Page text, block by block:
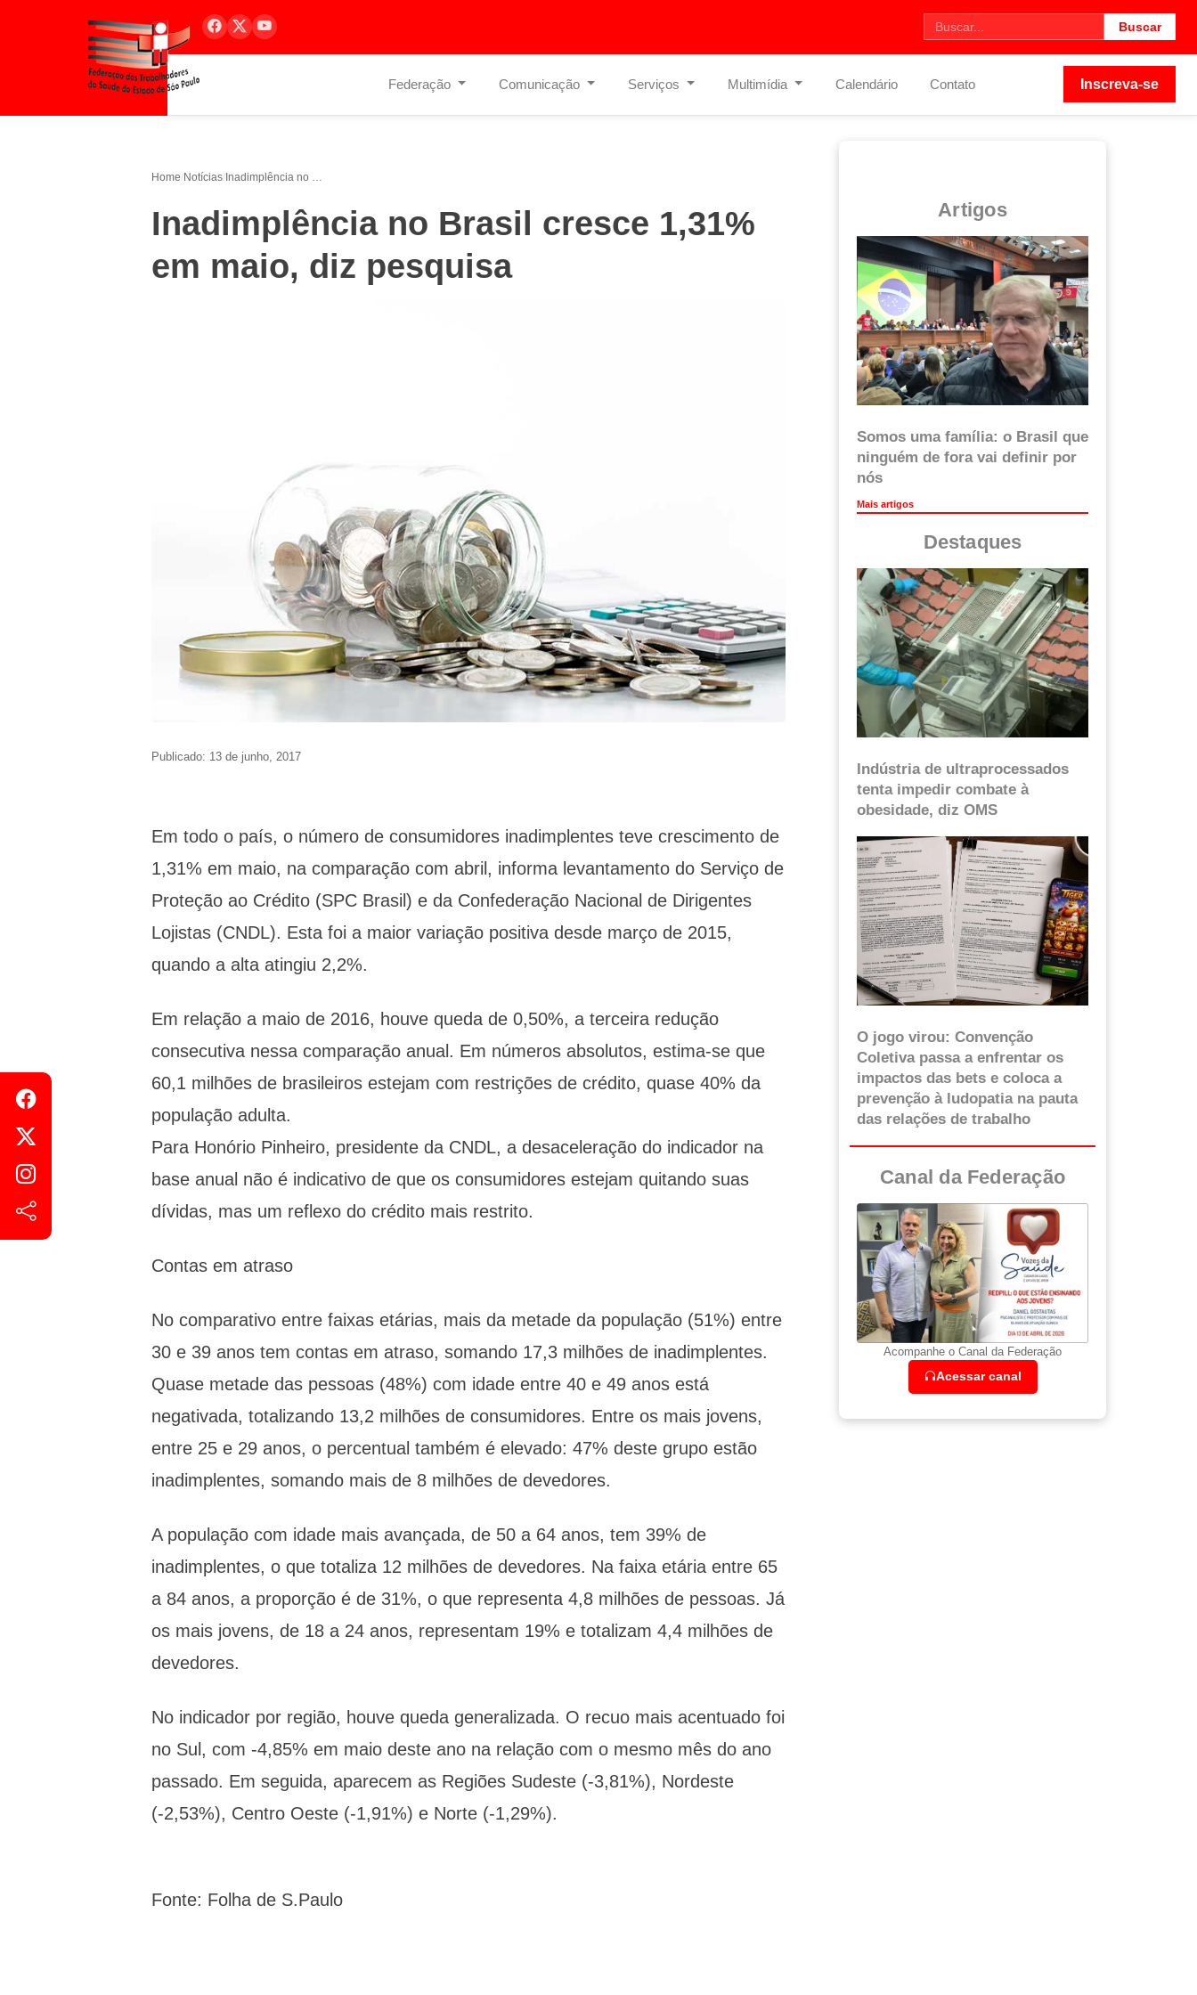
Buscar
Federação Comunicação Serviços Multimídia Calendário Contato Inscreva-se
Home/Notícias/ Inadimplência no Brasil cresce 1,31% em maio, diz pesquisa
Inadimplência no Brasil cresce 1,31%
em maio, diz pesquisa
Publicado: 13 de junho, 2017
Em todo o país, o número de consumidores inadimplentes teve crescimento de
1,31% em maio, na comparação com abril, informa levantamento do Serviço de
Proteção ao Crédito (SPC Brasil) e da Confederação Nacional de Dirigentes
Lojistas (CNDL). Esta foi a maior variação positiva desde março de 2015,
quando a alta atingiu 2,2%.
Em relação a maio de 2016, houve queda de 0,50%, a terceira redução
consecutiva nessa comparação anual. Em números absolutos, estima-se que
60,1 milhões de brasileiros estejam com restrições de crédito, quase 40% da
população adulta.
Para Honório Pinheiro, presidente da CNDL, a desaceleração do indicador na
base anual não é indicativo de que os consumidores estejam quitando suas
dívidas, mas um reflexo do crédito mais restrito.
Contas em atraso
No comparativo entre faixas etárias, mais da metade da população (51%) entre
30 e 39 anos tem contas em atraso, somando 17,3 milhões de inadimplentes.
Quase metade das pessoas (48%) com idade entre 40 e 49 anos está
negativada, totalizando 13,2 milhões de consumidores. Entre os mais jovens,
entre 25 e 29 anos, o percentual também é elevado: 47% deste grupo estão
inadimplentes, somando mais de 8 milhões de devedores.
A população com idade mais avançada, de 50 a 64 anos, tem 39% de
inadimplentes, o que totaliza 12 milhões de devedores. Na faixa etária entre 65
a 84 anos, a proporção é de 31%, o que representa 4,8 milhões de pessoas. Já
os mais jovens, de 18 a 24 anos, representam 19% e totalizam 4,4 milhões de
devedores.
No indicador por região, houve queda generalizada. O recuo mais acentuado foi
no Sul, com -4,85% em maio deste ano na relação com o mesmo mês do ano
passado. Em seguida, aparecem as Regiões Sudeste (-3,81%), Nordeste
(-2,53%), Centro Oeste (-1,91%) e Norte (-1,29%).
Fonte: Folha de S.Paulo
Artigos
Somos uma família: o Brasil que
ninguém de fora vai definir por
nós
Mais artigos
Destaques
Indústria de ultraprocessados
tenta impedir combate à
obesidade, diz OMS
O jogo virou: Convenção
Coletiva passa a enfrentar os
impactos das bets e coloca a
prevenção à ludopatia na pauta
das relações de trabalho
Canal da Federação
Acompanhe o Canal da Federação
Acessar canal